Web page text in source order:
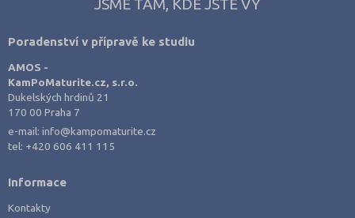
JSME TAM, KDE JSTE VY
Poradenství v přípravě ke studiu
AMOS -
KamPoMaturite.cz, s.r.o.
Dukelských hrdinů 21
170 00 Praha 7
e-mail:info@kampomaturite.cz
tel: +420 606 411 115
Informace
Kontakty